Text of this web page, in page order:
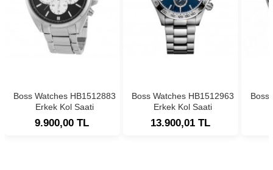
Boss Watches HB1512883
Erkek Kol Saati
9.900,00 TL
Boss Watches HB1512963
Erkek Kol Saati
13.900,01 TL
Boss